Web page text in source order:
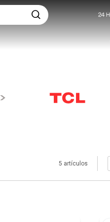
5 artículos